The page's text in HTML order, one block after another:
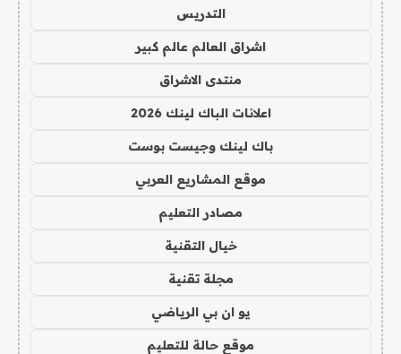
التدريس
اشراق العالم عالم كبير
منتدى الاشراق
اعلانات الباك لينك 2026
باك لينك وجيست بوست
موقع المشاريع العربي
مصادر التعليم
خيال التقنية
مجلة تقنية
يو ان بي الرياضي
موقع حالة للتعليم